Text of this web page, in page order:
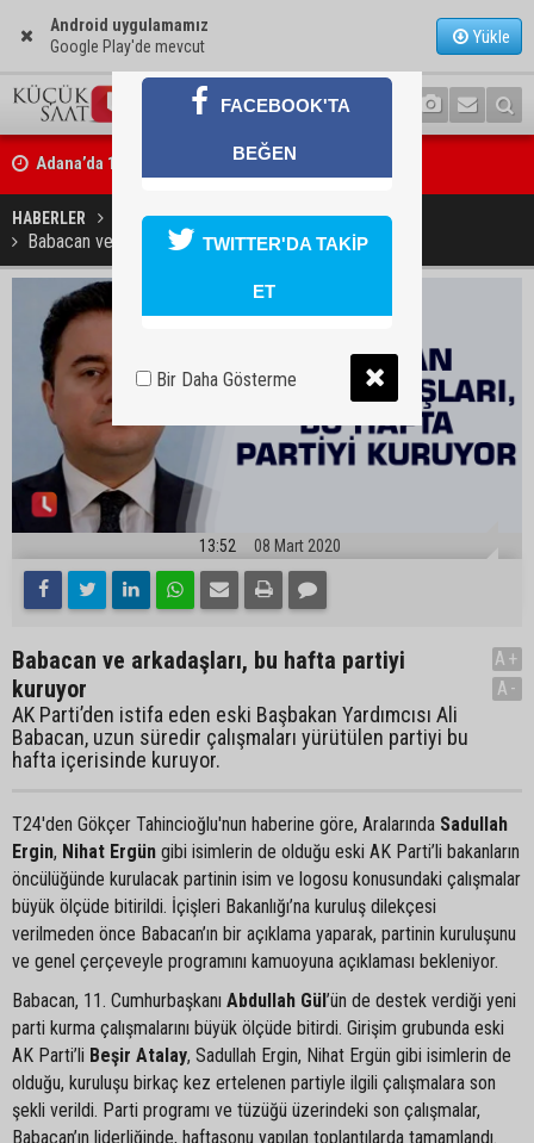
Android uygulamamız
Google Play'de mevcut
Yükle
Adana’da 12 bin 73 afet konutu ve köy evi inşa edildi
Tarihi Tepebağ Projesi için değerlendirme toplantısı yapıldı
HABERLER SİYASET
Babacan ve arkadaşları, bu hafta partiyi kuruyor
13:52 08 Mart 2020
Babacan ve arkadaşları, bu hafta partiyi
kuruyor
AK Parti’den istifa eden eski Başbakan Yardımcısı Ali
Babacan, uzun süredir çalışmaları yürütülen partiyi bu
hafta içerisinde kuruyor.
A+
A-
T24'den Gökçer Tahincioğlu'nun haberine göre, Aralarında Sadullah
Ergin, Nihat Ergün gibi isimlerin de olduğu eski AK Parti’li bakanların
öncülüğünde kurulacak partinin isim ve logosu konusundaki çalışmalar
büyük ölçüde bitirildi. İçişleri Bakanlığı’na kuruluş dilekçesi
verilmeden önce Babacan’ın bir açıklama yaparak, partinin kuruluşunu
ve genel çerçeveyle programını kamuoyuna açıklaması bekleniyor.
Babacan, 11. Cumhurbaşkanı Abdullah Gül’ün de destek verdiği yeni
parti kurma çalışmalarını büyük ölçüde bitirdi. Girişim grubunda eski
AK Parti’li Beşir Atalay, Sadullah Ergin, Nihat Ergün gibi isimlerin de
olduğu, kuruluşu birkaç kez ertelenen partiyle ilgili çalışmalara son
şekli verildi. Parti programı ve tüzüğü üzerindeki son çalışmalar,
Babacan’ın liderliğinde, haftasonu yapılan toplantılarda tamamlandı.
FACEBOOK'TA
BEĞEN
TWITTER'DA TAKİP
ET
Bir Daha Gösterme